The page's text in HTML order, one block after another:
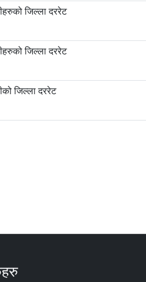
जिल्ला दररेट
जिल्ला दररेट
जिल्ला दररेट